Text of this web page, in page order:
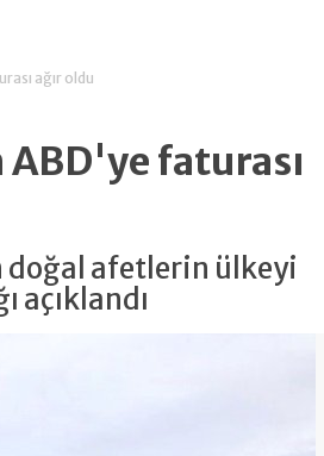
ağır oldu
faturası
doğal afetlerin ülkeyi
açıklandı